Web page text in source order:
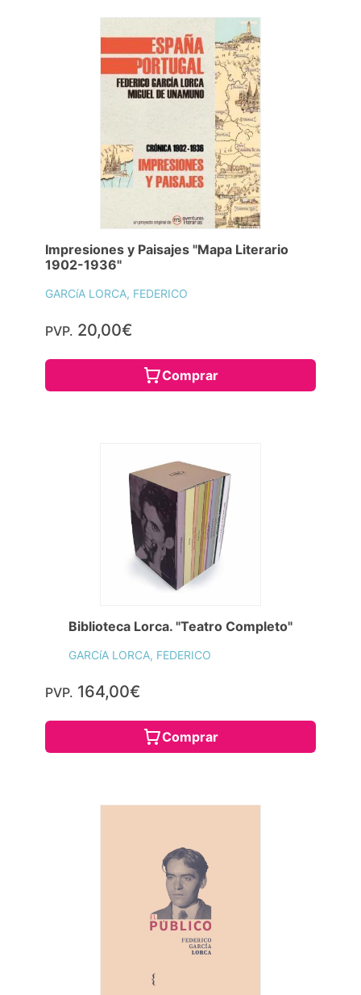
Impresiones y Paisajes "Mapa Literario
1902-1936"
GARCíA LORCA, FEDERICO
PVP. 20,00€
Comprar
Biblioteca Lorca. "Teatro Completo"
GARCíA LORCA, FEDERICO
PVP. 164,00€
Comprar